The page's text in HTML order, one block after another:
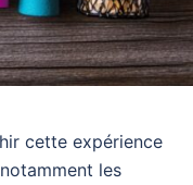
cette expérience
les